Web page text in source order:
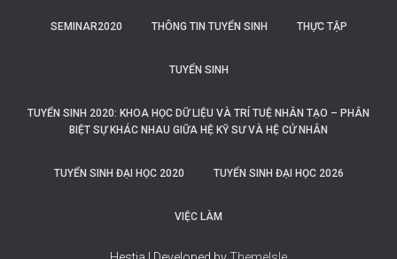
SEMINAR2020 THÔNG TIN TUYỂN SINH THỰC TẬP
TUYỂN SINH
TUYỂN SINH 2020: KHOA HỌC DỮ LIỆU VÀ TRÍ TUỆ NHÂN TẠO – PHÂN
BIỆT SỰ KHÁC NHAU GIỮA HỆ KỸ SƯ VÀ HỆ CỬ NHÂN
TUYỂN SINH ĐẠI HỌC 2020 TUYỂN SINH ĐẠI HỌC 2026
VIỆC LÀM